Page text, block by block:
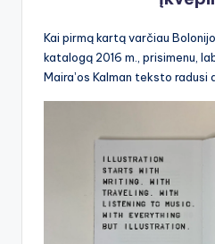
Kai pirmą kartą varčiau
katalogą 2016 m., prisimenu,
Mairaʼos Kalman teksto radusi